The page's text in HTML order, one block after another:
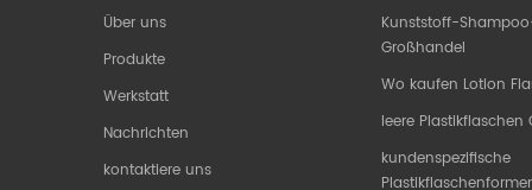
Über uns
Produkte
Werkstatt
Nachrichten
kontaktiere uns
Kunststoff-
Großhandel
Wo kaufen Lotion
leere Plastikflaschen
kundenspezifische